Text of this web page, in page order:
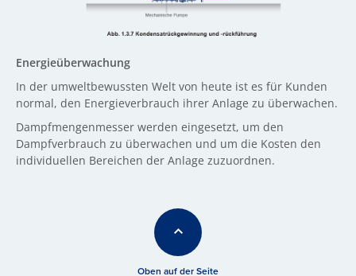
Energieüberwachung
In der umweltbewussten Welt von heute ist es für Kunden
normal, den Energieverbrauch ihrer Anlage zu überwachen.
Dampfmengenmesser werden eingesetzt, um den
Dampfverbrauch zu überwachen und um die Kosten den
individuellen Bereichen der Anlage zuzuordnen.
Oben auf der Seite